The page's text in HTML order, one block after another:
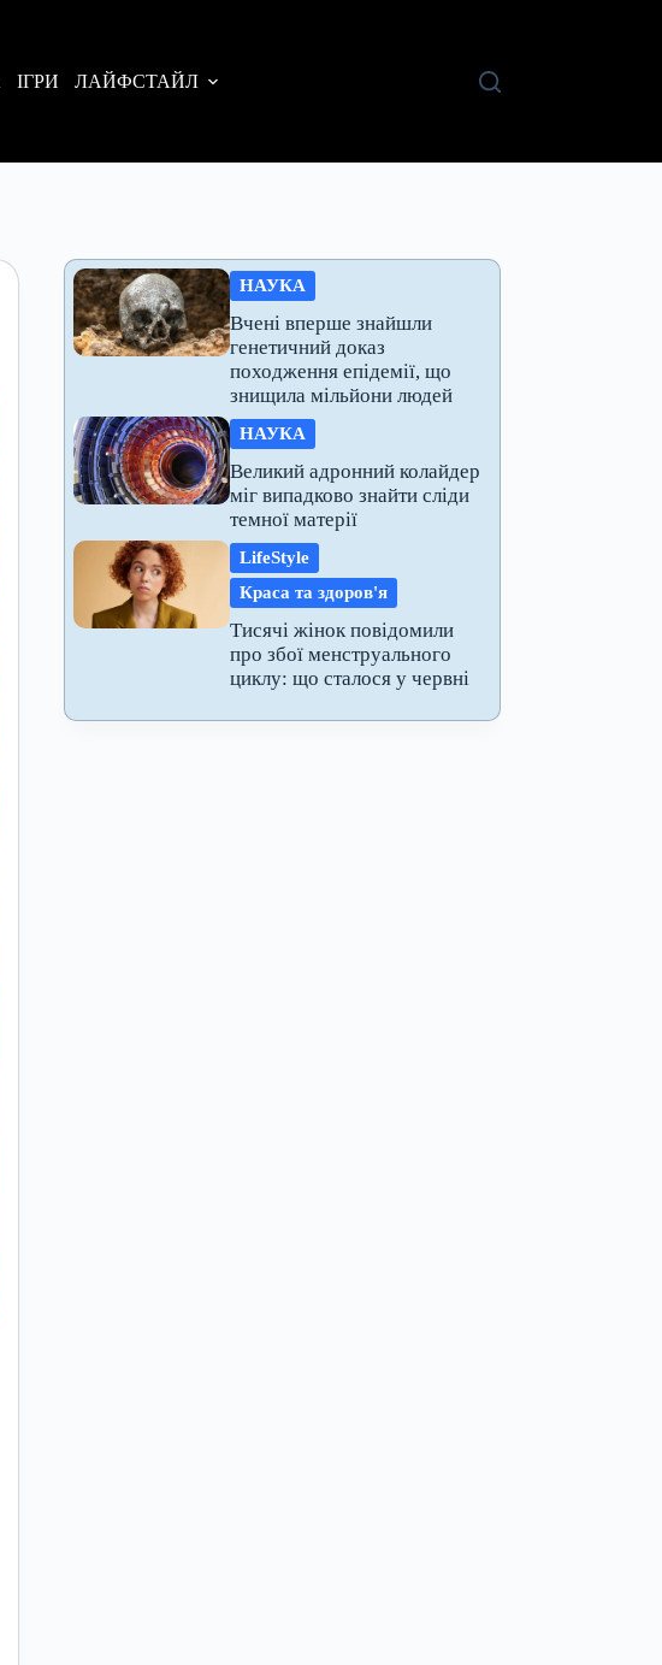
ІГРИ ЛАЙФСТАЙЛ
НАУКА
Вчені вперше знайшли
генетичний доказ
походження епідемії, що
знищила мільйони людей
НАУКА
Великий адронний колайдер
міг випадково знайти сліди
темної матерії
LifeStyle
Краса та здоров'я
Тисячі жінок повідомили
про збої менструального
циклу: що сталося у червні